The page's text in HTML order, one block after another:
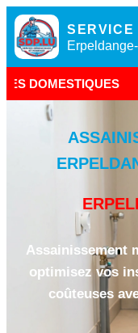
SERVICE
•
Assainissement
optimisez vos
coûteuses